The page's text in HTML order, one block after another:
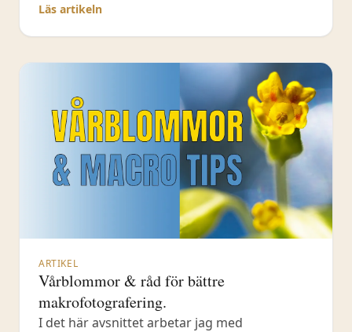
Läs artikeln
ARTIKEL
Vårblommor & råd för bättre
makrofotografering.
I det här avsnittet arbetar jag med